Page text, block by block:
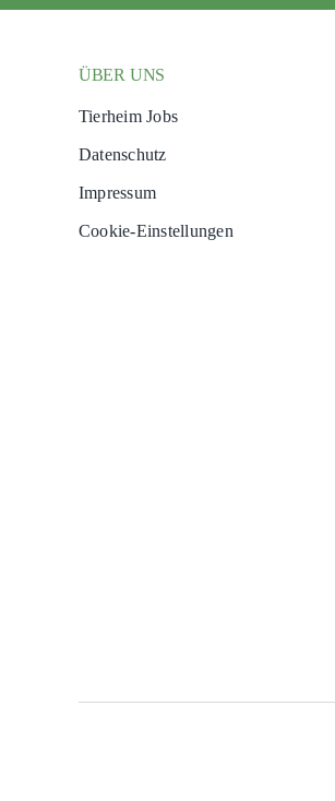
ÜBER UNS
Tierheim Jobs
Datenschutz
Impressum
Cookie-Einstellungen